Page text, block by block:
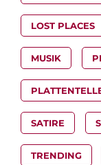
LOST PLACES
MUSIK
SATIRE
TRENDING